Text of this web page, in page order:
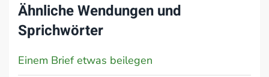
Ähnliche Wendungen und
Sprichwörter
Einem Brief etwas beilegen